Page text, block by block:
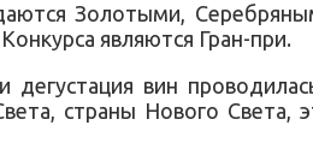
Золотыми,
являются Гран-при.
вин
страны Нового